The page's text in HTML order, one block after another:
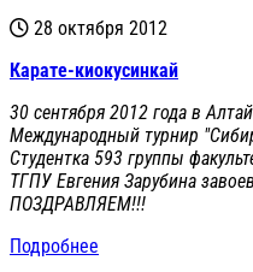
28 октября 2012
Карате-киокусинкай
30 сентября 2012 года в
Международный турнир
Студентка 593 группы
ТГПУ Евгения Зарубина
ПОЗДРАВЛЯЕМ!!!
Подробнее